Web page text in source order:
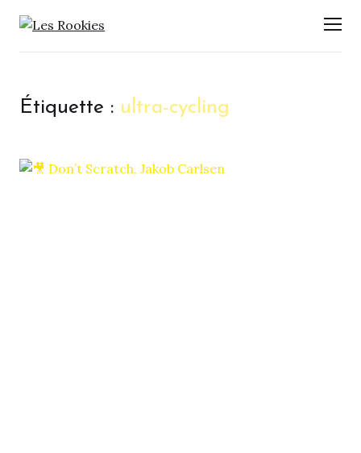
LES ROOKIES
Étiquette : ultra-cycling